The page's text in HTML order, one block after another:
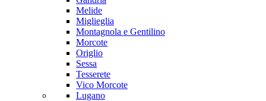
Melide
Miglieglia
Montagnola e Gentilino
Morcote
Origlio
Sessa
Tesserete
Vico Morcote
Lugano